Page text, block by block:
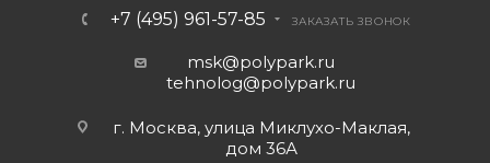
+7 (495) 961-57-85 ЗАКАЗАТЬ ЗВОНОК
msk@polypark.ru
tehnolog@polypark.ru
г. Москва, улица Миклухо-Маклая,
дом 36А